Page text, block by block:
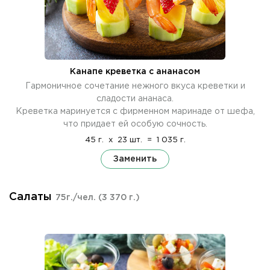
Канапе креветка с ананасом
Гармоничное сочетание нежного вкуса креветки и
сладости ананаса.
Креветка маринуется с фирменном маринаде от шефа,
что придает ей особую сочность.
45 г. x 23 шт. = 1 035 г.
Заменить
Салаты 75г./чел. (3 370 г.)